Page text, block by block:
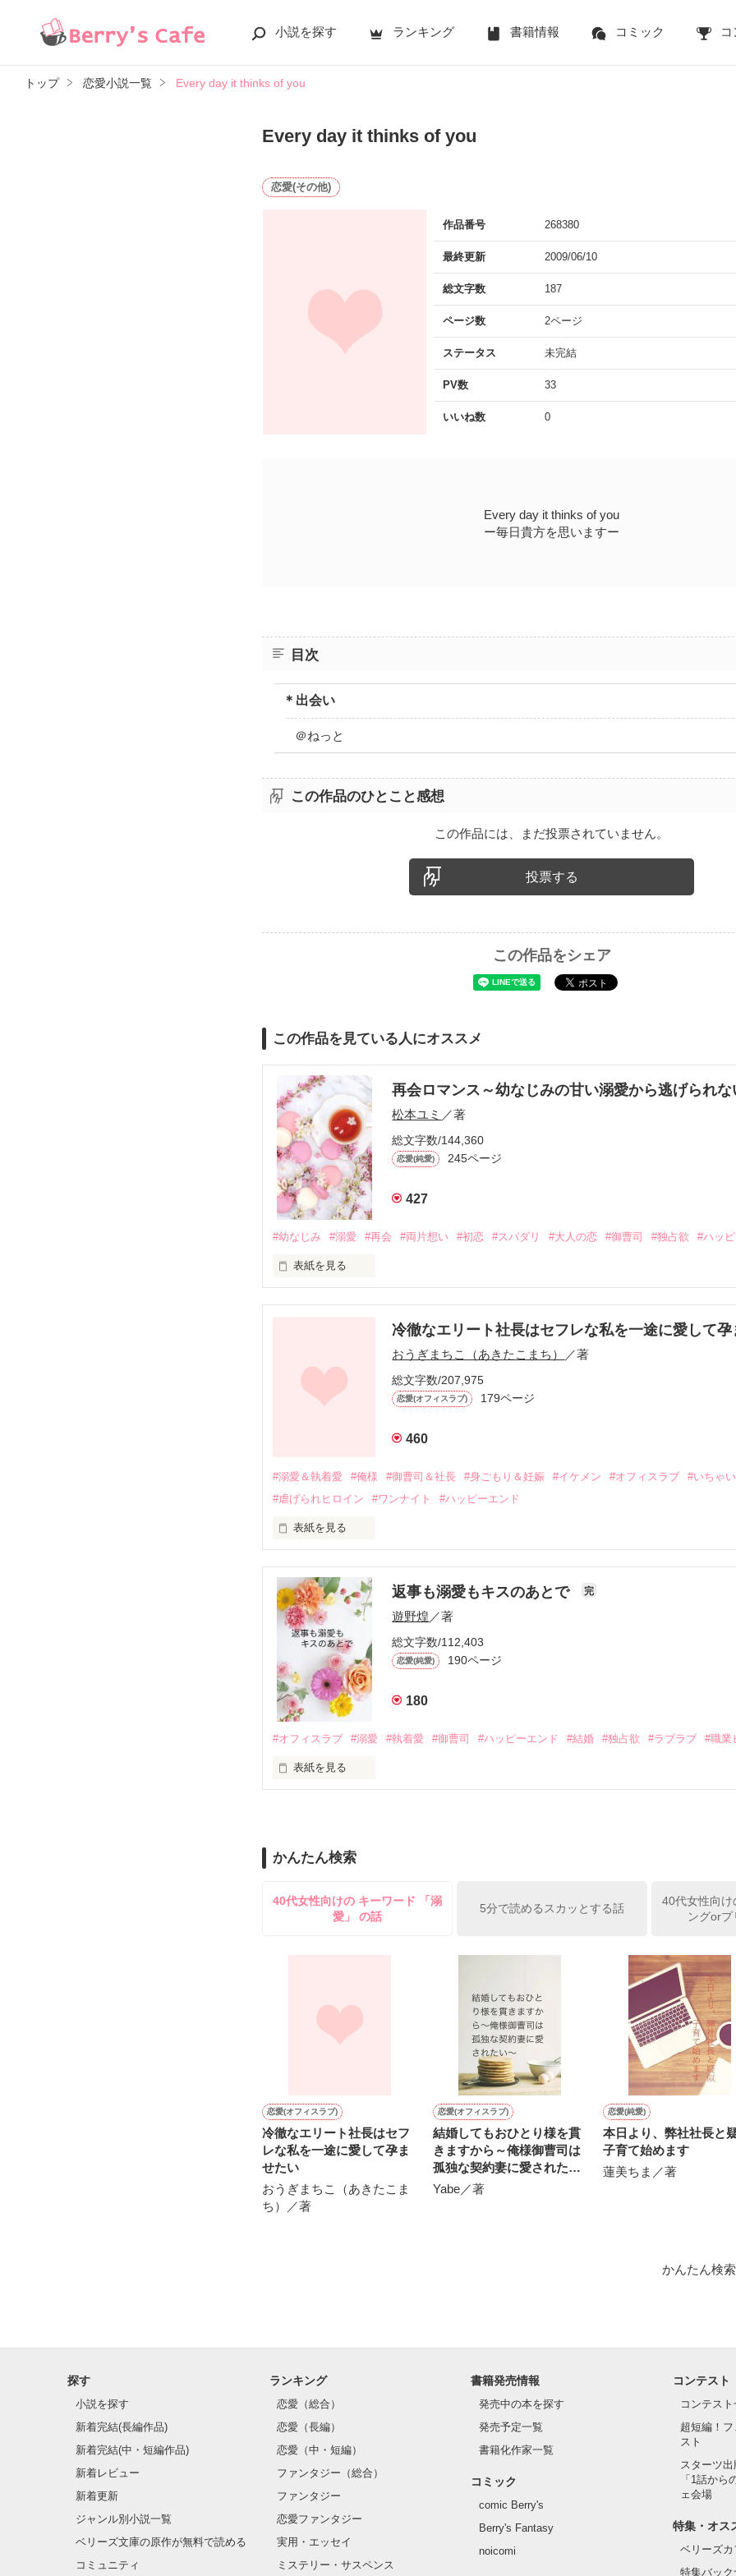
小説を探す ランキング 書籍情報 コミック コ
トップ 恋愛小説一覧 Every day it thinks of you
Every day it thinks of you
恋愛(その他)
作品番号 268380
最終更新 2009/06/10
総文字数 187
ページ数 2ページ
ステータス 未完結
PV数 33
いいね数 0
Every day it thinks of you
ー毎日貴方を思いますー
目次
＊出会い
＠ねっと
この作品のひとこと感想
この作品には、まだ投票されていません。
投票する
この作品をシェア
この作品を見ている人にオススメ
再会ロマンス～幼なじみの甘い溺愛から逃げられな
松本ユミ ／著
総文字数/144,360
恋愛(純愛) 245ページ
427
#幼なじみ #溺愛 #再会 #両片想い #初恋 #スパダリ #大人の恋 #御曹司 #独占欲 #ハッ
表紙を見る
しかし、ある出来事をきっかけに二人の関係は壊れてしまう。
関係修復もできないまま、美桜は両親の離婚によって
引っ越すことになり、哲平とも離れ離れになった。
そして、ひょんなことから
酔った勢いで一夜を共にしてしまった。
さらに、美桜が初めてだと知った哲平は
甘やかしてくる。
そんなある日、哲平は美桜がストーカー被害に
遭っていることを知る。
美桜を守るため、哲平は同居を提案してきて――。
夏木美桜(なつきみお)
✕
鳴海哲平 (なるみてっぺい)
止まっていたはずの二人の時間が、再び動き出す。
冷徹なエリート社長はセフレな私を一途に愛して孕
おうぎまちこ（あきたこまち） ／著
総文字数/207,975
恋愛(オフィスラブ) 179ページ
460
#溺愛＆執着愛 #俺様 #御曹司＆社長 #身ごもり＆妊娠 #イケメン #オフィスラブ
#いちゃ
#虐げられヒロイン
#ワンナイト #ハッピーエンド
表紙を見る
帰国後、美桜は新しい職場でワンナイトした美青年と再会。なんと彼の正体は、とあ
も関わらず、一族を離れて起業した新進気鋭の実業家、社内でも冷徹だと評判な社長
人だったのだ――！
なぜか恭司から飼い猫の世話係を命じられた美桜は、猫の世話を口実にしばしば呼び
返事も溺愛もキスのあとで 完
遊野煌 ／著
総文字数/112,403
恋愛(純愛) 190ページ
180
#オフィスラブ #溺愛 #執着愛 #御曹司 #ハッピーエンド #結婚 #独占欲 #ラブラブ #職業
表紙を見る
雪瀬鷹哉（29）が『──俺と結婚してくれないか』といきなりプロポーズをしてきた上
鷹哉『宜しくな、俺の雛子』🦅
雛子『俺の……ひぃ、雛子？！！！』🐥
シゴデキで冷徹な上司が見せる素顔は、なぜか想像以上に甘くて……🐥💓🦅
※表紙も作中使用の画像も全てフリー素材です。
※執筆期間2026.6.3〜7.20完結です。
※他サイトさんにて恋愛トレンド1位でした〜良かったら読んで頂けると嬉しいです。
作品を読む
かんたん検索
40代女性向けの キーワード 「溺
愛」 の話
5分で読めるスカッとする話
40代女性向け
ングor
恋愛(オフィスラブ)
冷徹なエリート社長はセフ
レな私を一途に愛して孕ま
せたい
おうぎまちこ（あきたこま
ち）／著
恋愛(オフィスラブ)
結婚してもおひとり様を貫
きますから～俺様御曹司は
孤独な契約妻に愛されたい
～
Yabe／著
恋愛(純愛)
本日より、弊社社長と
子育て始めます
蓮美ちま／著
かんたん検
探す
小説を探す
新着完結(長編作品)
新着完結(中・短編作品)
新着レビュー
新着更新
ジャンル別小説一覧
ベリーズ文庫の原作が無料で読める
コミュニティ
ランキング
恋愛（総合）
恋愛（長編）
恋愛（中・短編）
ファンタジー（総合）
ファンタジー
恋愛ファンタジー
実用・エッセイ
ミステリー・サスペンス
書籍発売情報
発売中の本を探す
発売予定一覧
書籍化作家一覧
コミック
comic Berry's
Berry's Fantasy
noicomi
コンテスト
コンテスト
超短編！
スト
スターツ
「1話から
ェ会場
特集・オス
ベリーズ
特集バック